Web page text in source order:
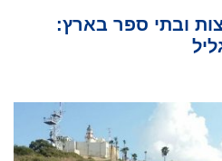
ובתי ספר בארץ: